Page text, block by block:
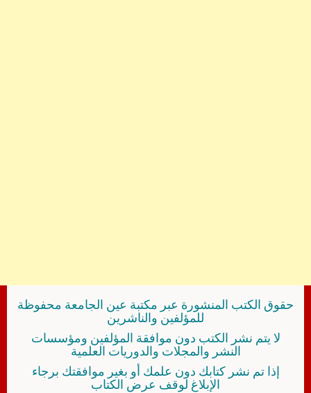
حقوق الكتب المنشورة عبر مكتبة عين الجامعة محفوظة
للمؤلفين والناشرين
لا يتم نشر الكتب دون موافقة المؤلفين ومؤسسات
النشر والمجلات والدوريات العلمية
إذا تم نشر كتابك دون علمك أو بغير موافقتك برجاء
الإبلاغ لوقف عرض الكتاب